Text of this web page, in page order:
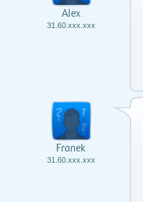
Alex
31.60.xxx.xxx
Franek
31.60.xxx.xxx